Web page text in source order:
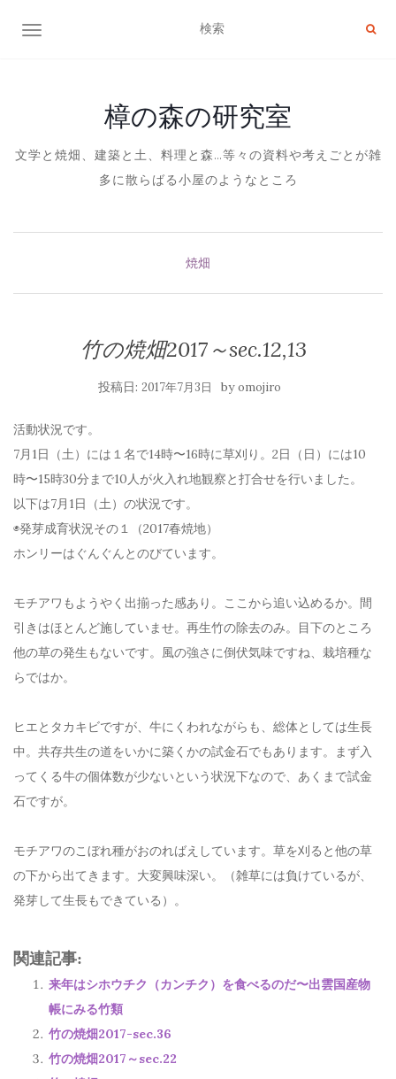
ナビゲーション切り替え
樟の森の研究室
文学と焼畑、建築と土、料理と森…等々の資料や考えごとが雑
多に散らばる小屋のようなところ
焼畑
竹の焼畑2017～sec.12,13
投稿日: 2017年7月3日 byomojiro
活動状況です。
7月1日（土）には１名で14時〜16時に草刈り。2日（日）には10
時〜15時30分まで10人が火入れ地観察と打合せを行いました。
以下は7月1日（土）の状況です。
◉発芽成育状況その１（2017春焼地）
ホンリーはぐんぐんとのびています。
モチアワもようやく出揃った感あり。ここから追い込めるか。間
引きはほとんど施していませ。再生竹の除去のみ。目下のところ
他の草の発生もないです。風の強さに倒伏気味ですね、栽培種な
らではか。
ヒエとタカキビですが、牛にくわれながらも、総体としては生長
中。共存共生の道をいかに築くかの試金石でもあります。まず入
ってくる牛の個体数が少ないという状況下なので、あくまで試金
石ですが。
モチアワのこぼれ種がおのればえしています。草を刈ると他の草
の下から出てきます。大変興味深い。（雑草には負けているが、
発芽して生長もできている）。
関連記事:
来年はシホウチク（カンチク）を食べるのだ〜出雲国産物
帳にみる竹類
竹の焼畑2017-sec.36
竹の焼畑2017～sec.22